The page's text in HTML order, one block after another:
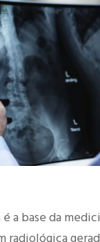
a base da